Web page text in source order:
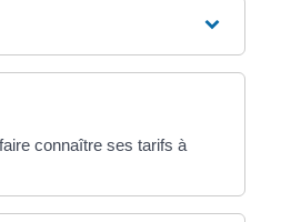
connaître ses tarifs à